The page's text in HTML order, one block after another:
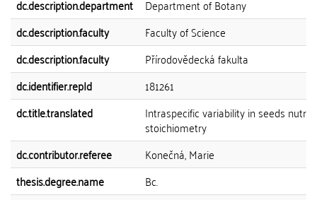
dc.description.department
Department of Botany
dc.description.faculty
Faculty of Science
dc.description.faculty
Přírodovědecká fakulta
dc.identifier.repId
181261
dc.title.translated
Intraspecific variability in seeds
stoichiometry
dc.contributor.referee
Konečná, Marie
thesis.degree.name
Bc.